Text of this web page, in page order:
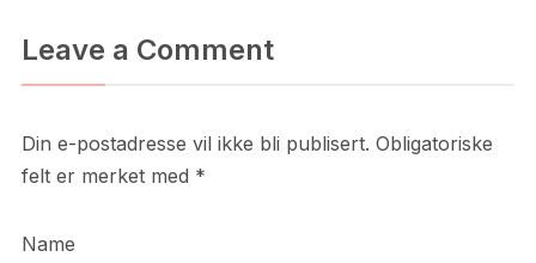
Leave a Comment
Din e-postadresse vil ikke bli publisert. Obligatoriske
felt er merket med *
Name